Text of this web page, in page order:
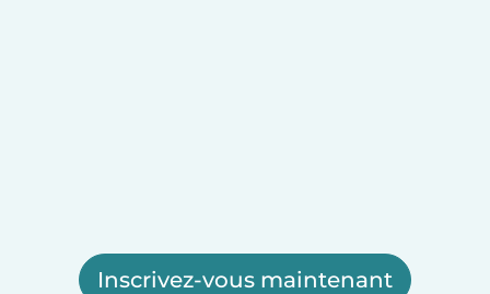
Inscrivez-vous maintenant